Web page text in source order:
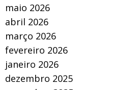
maio 2026
abril 2026
março 2026
fevereiro 2026
janeiro 2026
dezembro 2025